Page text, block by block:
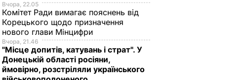
Вчора, 22.05
Комітет Ради вимагає пояснень від
Корецького щодо призначення
нового глави Мінцифри
Вчора, 21.46
"Місце допитів, катувань і страт". У
Донецькій області росіяни,
ймовірно, розстріляли українського